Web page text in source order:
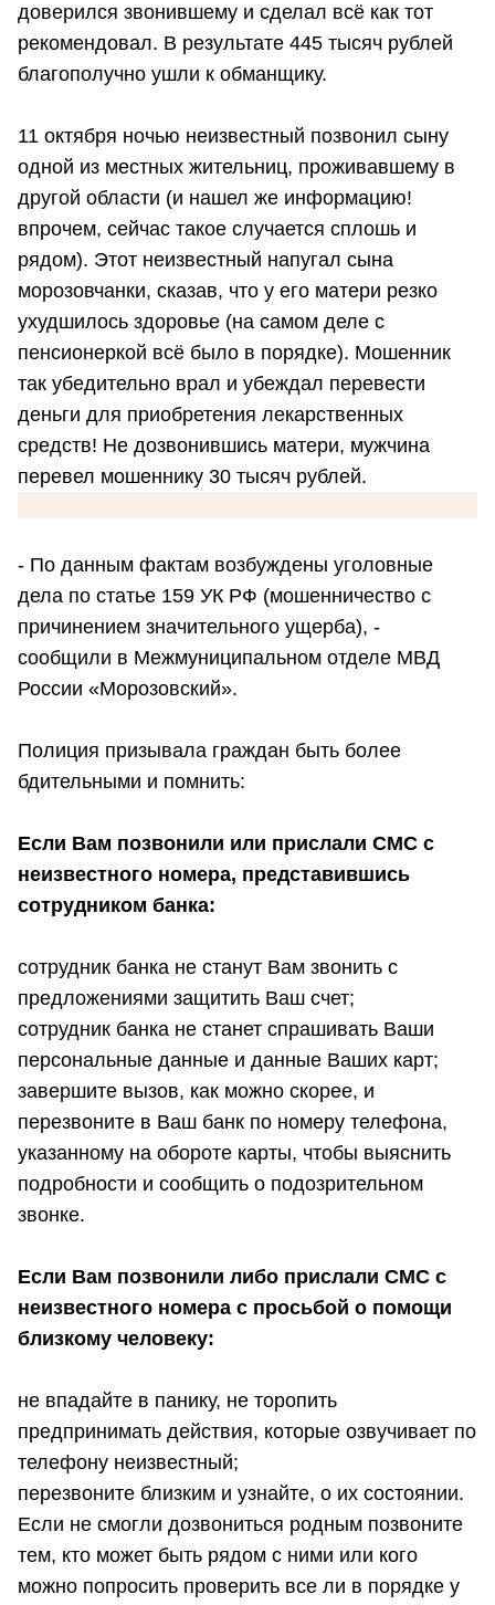
доверился звонившему и сделал всё как тот
рекомендовал. В результате 445 тысяч рублей
благополучно ушли к обманщику.
11 октября ночью неизвестный позвонил сыну
одной из местных жительниц, проживавшему в
другой области (и нашел же информацию!
впрочем, сейчас такое случается сплошь и
рядом). Этот неизвестный напугал сына
морозовчанки, сказав, что у его матери резко
ухудшилось здоровье (на самом деле с
пенсионеркой всё было в порядке). Мошенник
так убедительно врал и убеждал перевести
деньги для приобретения лекарственных
средств! Не дозвонившись матери, мужчина
перевел мошеннику 30 тысяч рублей.
- По данным фактам возбуждены уголовные
дела по статье 159 УК РФ (мошенничество с
причинением значительного ущерба), -
сообщили в Межмуниципальном отделе МВД
России «Морозовский».
Полиция призывала граждан быть более
бдительными и помнить:
Если Вам позвонили или прислали СМС с
неизвестного номера, представившись
сотрудником банка:
сотрудник банка не станут Вам звонить с
предложениями защитить Ваш счет;
сотрудник банка не станет спрашивать Ваши
персональные данные и данные Ваших карт;
завершите вызов, как можно скорее, и
перезвоните в Ваш банк по номеру телефона,
указанному на обороте карты, чтобы выяснить
подробности и сообщить о подозрительном
звонке.
Если Вам позвонили либо прислали СМС с
неизвестного номера с просьбой о помощи
близкому человеку:
не впадайте в панику, не торопить
предпринимать действия, которые озвучивает по
телефону неизвестный;
перезвоните близким и узнайте, о их состоянии.
Если не смогли дозвониться родным позвоните
тем, кто может быть рядом с ними или кого
можно попросить проверить все ли в порядке у